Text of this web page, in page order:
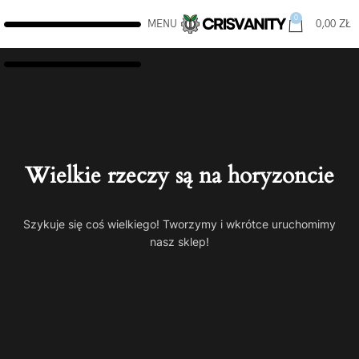
MENU 0 0,00 ZŁ
Wielkie rzeczy są na horyzoncie
Szykuje się coś wielkiego! Tworzymy i wkrótce uruchomimy
nasz sklep!